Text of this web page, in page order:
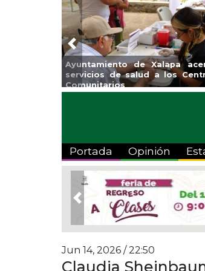
Xalapa acerca
a los Centros
Municipio
etapa de
boulevard 5 de
Previous
Portada Opinión
Previous
Jun 14, 2026 / 22:50
Claudia